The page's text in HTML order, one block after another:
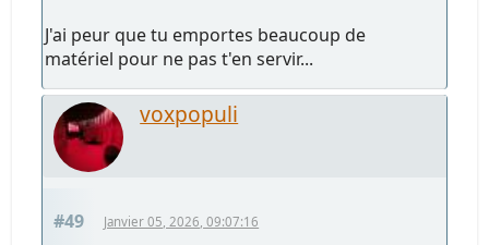
J'ai peur que tu emportes beaucoup de
matériel pour ne pas t'en servir...
voxpopuli
#49 Janvier 05, 2026, 09:07:16